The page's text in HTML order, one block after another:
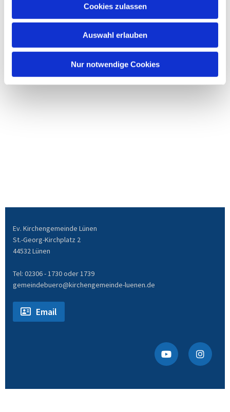
Cookies zulassen
Auswahl erlauben
Nur notwendige Cookies
Ev. Kirchengemeinde Lünen
St.-Georg-Kirchplatz 2
44532 Lünen
Tel: 02306 - 1730 oder 1739
gemeindebuero@kirchengemeinde-luenen.de
Email